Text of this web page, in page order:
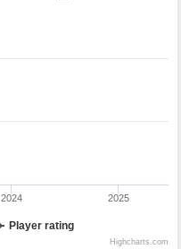
Player rating
2024 2025
Highcharts.com